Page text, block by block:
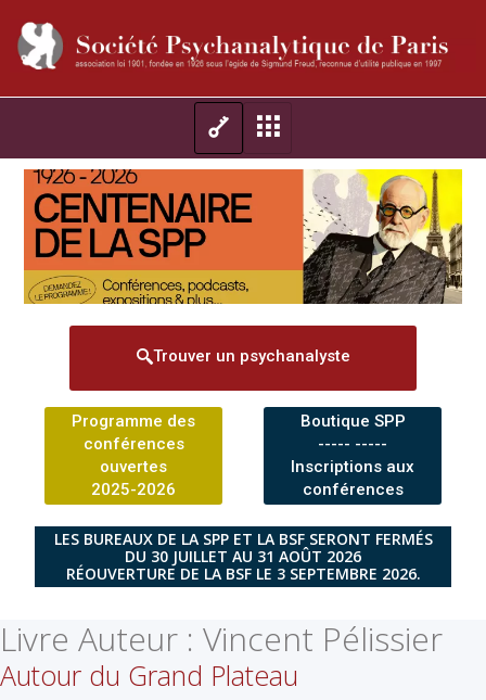
Trouver un psychanalyste
Programme des
conférences
ouvertes
2025-2026
Boutique SPP
----- -----
Inscriptions aux
conférences
LES BUREAUX DE LA SPP ET LA BSF SERONT FERMÉS
DU 30 JUILLET AU 31 AOÛT 2026
RÉOUVERTURE DE LA BSF LE 3 SEPTEMBRE 2026.
Livre Auteur : Vincent Pélissier
Autour du Grand Plateau